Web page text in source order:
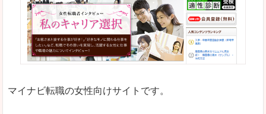
悪いところ
求人の掲載数が少ないです。
TOPページからこだわりや条件などをクイックに
はじめての転職や、転職活動において不安や心配
マイナビ転職の女性向けサイトです。